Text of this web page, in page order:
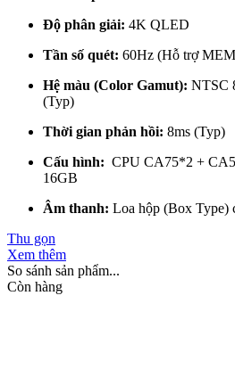
Độ phân giải: 4K QLED
Tần số quét: 60Hz (Hỗ trợ
Hệ màu (Color Gamut): NTSC
(Typ)
Thời gian phản hồi: 8ms (Typ)
Cấu hình: CPU CA75*2 +
16GB
Âm thanh: Loa hộp (Box Type)
Thu gọn
Xem thêm
So sánh sản phẩm...
Còn hàng